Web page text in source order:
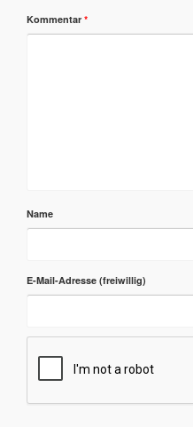
Kommentar *
Name
E-Mail-Adresse